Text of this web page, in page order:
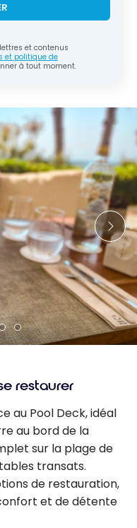
et contenus
et politique de
à tout moment.
restaurer
au Pool Deck, idéal
au bord de la
sur la plage de
transats.
de restauration,
et de détente